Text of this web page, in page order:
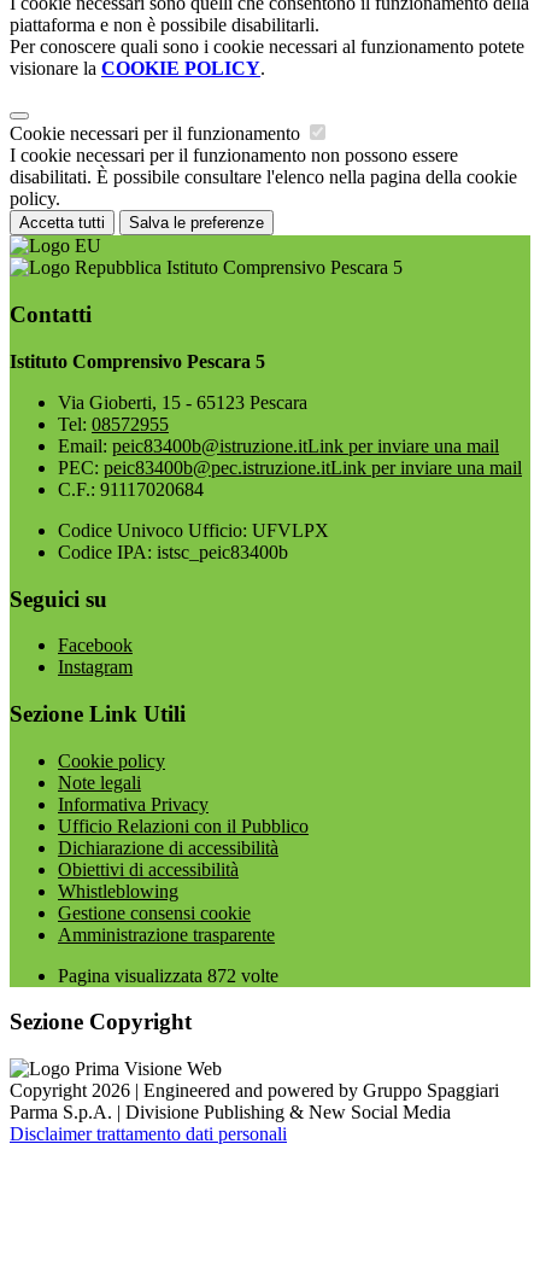
piattaforma e non è possibile disabilitarli.
Per conoscere quali sono i cookie necessari al funzionamento potete
visionare la COOKIE POLICY.
Cookie necessari per il funzionamento
I cookie necessari per il funzionamento non possono essere
disabilitati. È possibile consultare l'elenco nella pagina della cookie
policy.
Accetta tutti Salva le preferenze
Istituto Comprensivo Pescara 5
Contatti
Istituto Comprensivo Pescara 5
Via Gioberti, 15 - 65123 Pescara
Tel: 08572955
Email: peic83400b@istruzione.itLink per inviare una mail
PEC: peic83400b@pec.istruzione.itLink per inviare una mail
C.F.: 91117020684
Codice Univoco Ufficio: UFVLPX
Codice IPA: istsc_peic83400b
Seguici su
Facebook
Instagram
Sezione Link Utili
Cookie policy
Note legali
Informativa Privacy
Ufficio Relazioni con il Pubblico
Dichiarazione di accessibilità
Obiettivi di accessibilità
Whistleblowing
Gestione consensi cookie
Amministrazione trasparente
Pagina visualizzata 872 volte
Sezione Copyright
Copyright 2026 | Engineered and powered by Gruppo Spaggiari
Parma S.p.A. | Divisione Publishing & New Social Media
Disclaimer trattamento dati personali